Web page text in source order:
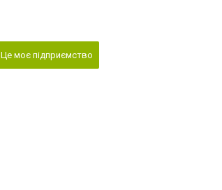
Це моє підприємство